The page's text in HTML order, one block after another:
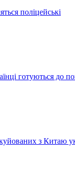
поліцейські
готуються до
з Китаю